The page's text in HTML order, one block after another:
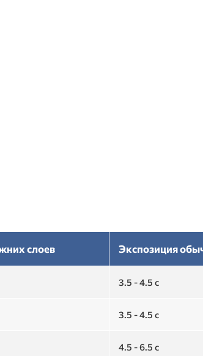
слоев Экспозиция
3.5 - 4.5 с
3.5 - 4.5 с
4.5 - 6.5 с